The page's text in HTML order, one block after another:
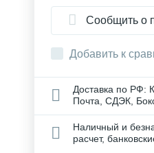
Сообщить о
Добавить к
Доставка по РФ:
Почта, СДЭК,
Наличный и
расчет,